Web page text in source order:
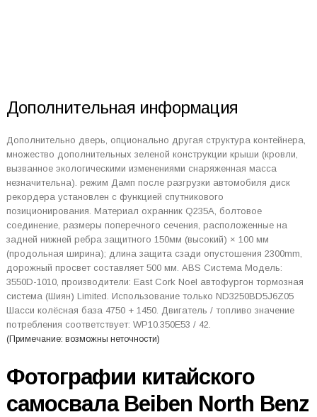
Дополнительная информация
Дополнительно дверь, опционально другая структура контейнера,
множество дополнительных зеленой конструкции крыши (кровли,
вызванное экологическими изменениями снаряженная масса
незначительна). режим Дамп после разгрузки автомобиля диск
рекордера установлен с функцией спутникового
позиционирования. Материал охранник Q235A, болтовое
соединение, размеры поперечного сечения, расположенные на
задней нижней ребра защитного 150мм (высокий) × 100 мм
(продольная ширина); длина защита сзади опустошения 2300mm,
дорожный просвет составляет 500 мм. ABS Система Модель:
3550D-1010, производители: East Cork Noel автофургон тормозная
система (Шиян) Limited. Использование только ND3250BD5J6Z05
Шасси колёсная база 4750 + 1450. Двигатель / топливо значение
потребления соответствует: WP10.350E53 / 42.
(Примечание: возможны неточности)
Фотографии китайского
самосвала Beiben North Benz